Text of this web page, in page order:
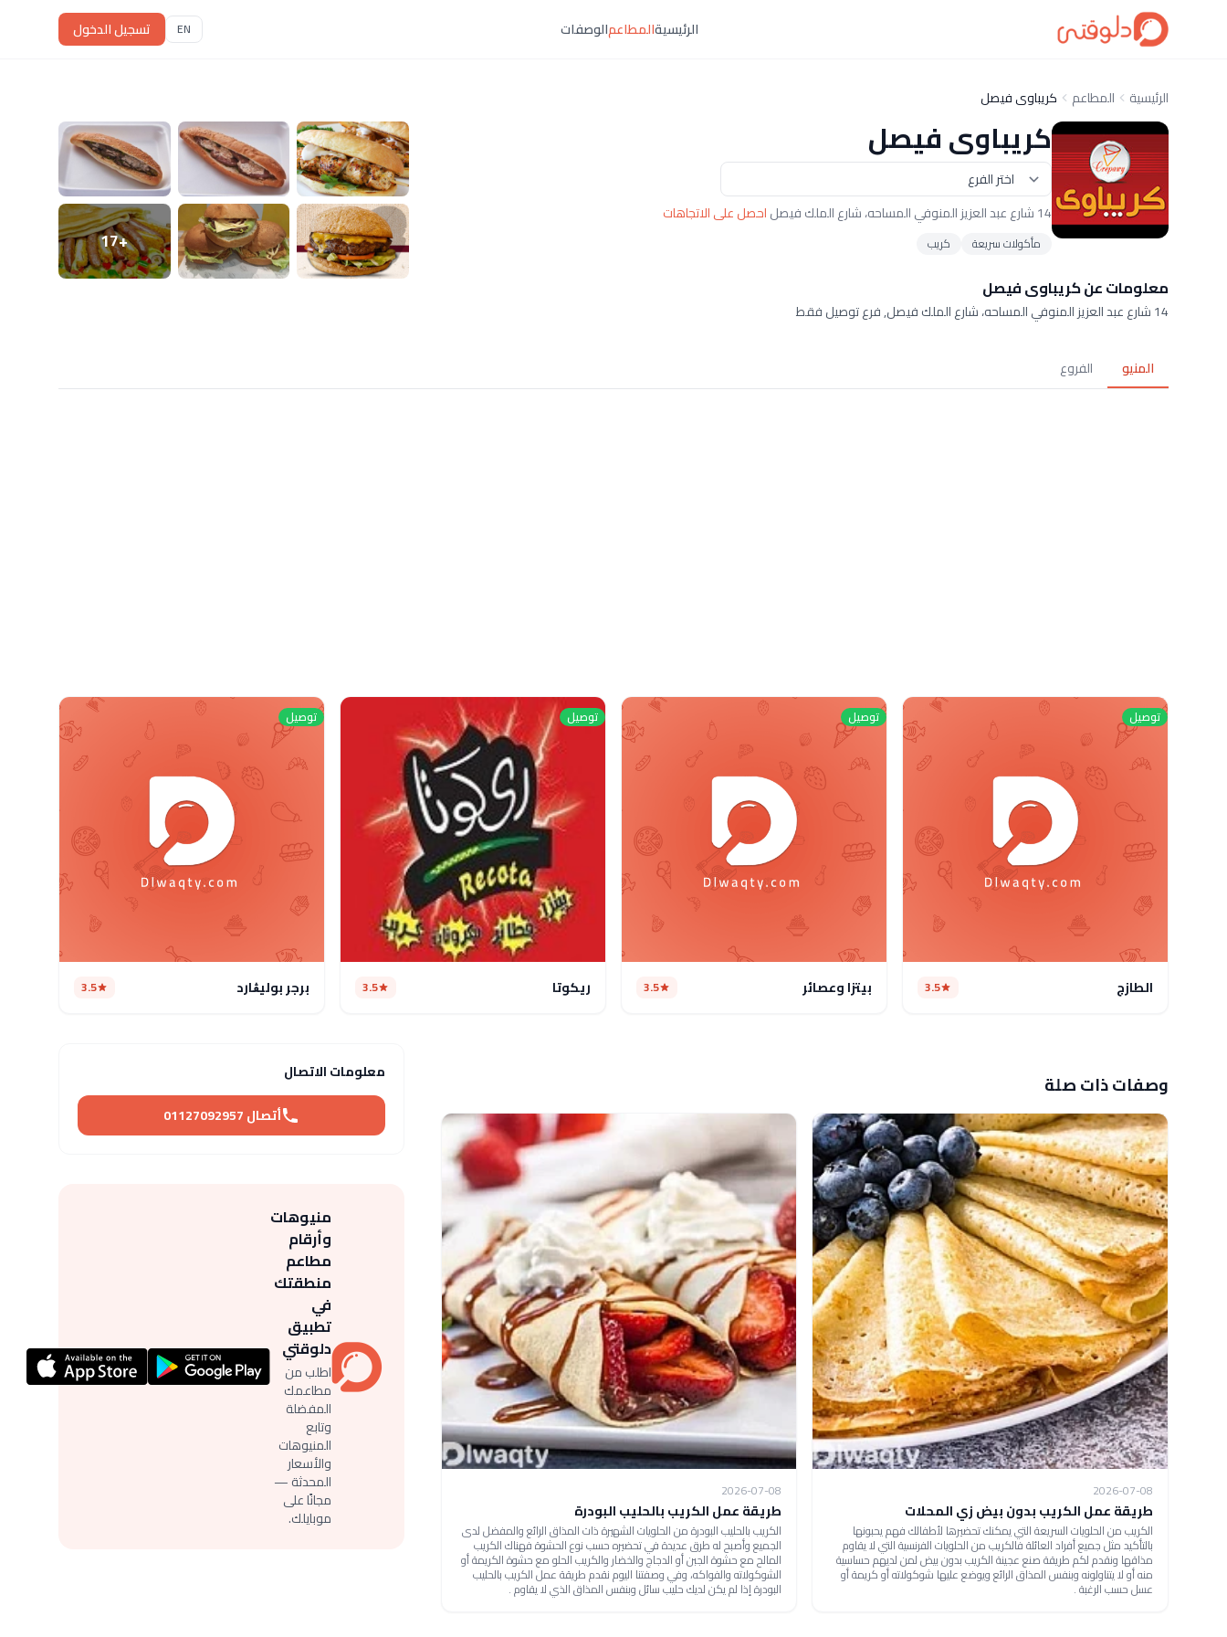
الرئيسيةالمطاعمالوصفات EN تسجيل الدخول
الرئيسية المطاعم كريباوى فيصل
كريباوى فيصل
14 شارع عبد العزيز المنوفي المساحه، شارع الملك فيصل احصل على الاتجاهات
مأكولات سريعة كريب
معلومات عن كريباوى فيصل
14 شارع عبد العزيز المنوفي المساحه، شارع الملك فيصل, فرع توصيل فقط
+17
المنيو الفروع
توصيل
الطازج 3.5
توصيل
بيتزا وعصائر 3.5
توصيل
ريكوتا 3.5
توصيل
برجر بوليڨارد 3.5
وصفات ذات صلة
2026-07-08
طريقة عمل الكريب بدون بيض زي المحلات
الكريب من الحلويات السريعة التي يمكنك تحضيرها لأطفالك فهم يحبونها
بالتأكيد مثل جميع أفراد العائلة فالكريب من الحلويات الفرنسية التي لا يقاوم
مذاقها ونقدم لكم طريقة صنع عجينة الكريب بدون بيض لمن لديهم حساسية
منه أو لا يتناولونه وبنفس المذاق الرائع ويوضع عليها شوكولاته أو كريمة أو
عسل حسب الرغبة .
2026-07-08
طريقة عمل الكريب بالحليب البودرة
الكريب بالحليب البودرة من الحلويات الشهيرة ذات المذاق الرائع والمفضل لدى
الجميع وأصبح له طرق عديدة في تحضيره حسب نوع الحشوة فهناك الكريب
المالح مع حشوة الجبن أو الدجاج والخضار والكريب الحلو مع حشوة الكريمة أو
الشوكولاته والفواكه، وفي وصفتنا اليوم نقدم طريقة عمل الكريب بالحليب
البودرة إذا لم يكن لديك حليب سائل وبنفس المذاق الذي لا يقاوم .
معلومات الاتصال
أتصال 01127092957
منيوهات
وأرقام
مطاعم
منطقتك
في
تطبيق
دلوقتي
اطلب من
مطاعمك
المفضلة
وتابع
المنيوهات
والأسعار
المحدثة —
مجانًا على
موبايلك.